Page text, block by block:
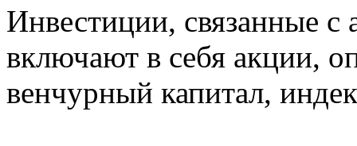
Инвестиции, связанные
включают в себя акции,
венчурный капитал,